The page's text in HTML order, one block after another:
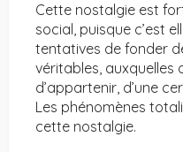
Cette nostalgie est
social, puisque c’est
tentatives de fonder
véritables, auxquelles
d’appartenir, d’une
Les phénomènes
cette nostalgie.